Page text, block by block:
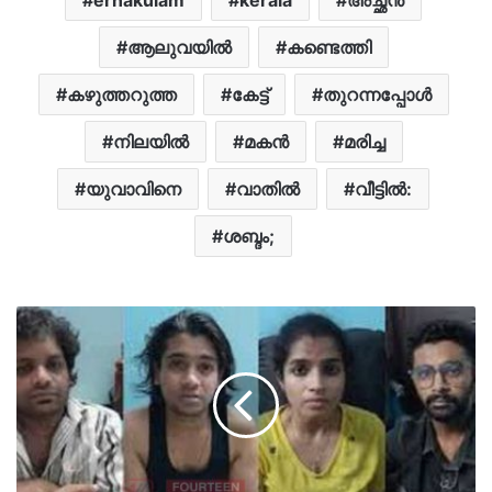
ആലുവയിൽ കണ്ടെത്തി
കഴുത്തറുത്ത കേട്ട് തുറന്നപ്പോള്‍
നിലയിൽ മകൻ മരിച്ച
യുവാവിനെ വാതിൽ വീട്ടിൽ:
ശബ്ദം;